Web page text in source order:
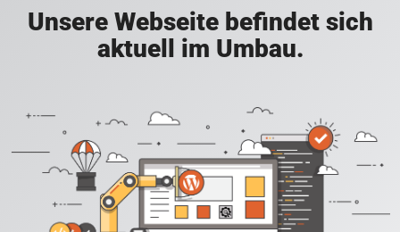
Unsere Webseite befindet sich
aktuell im Umbau.